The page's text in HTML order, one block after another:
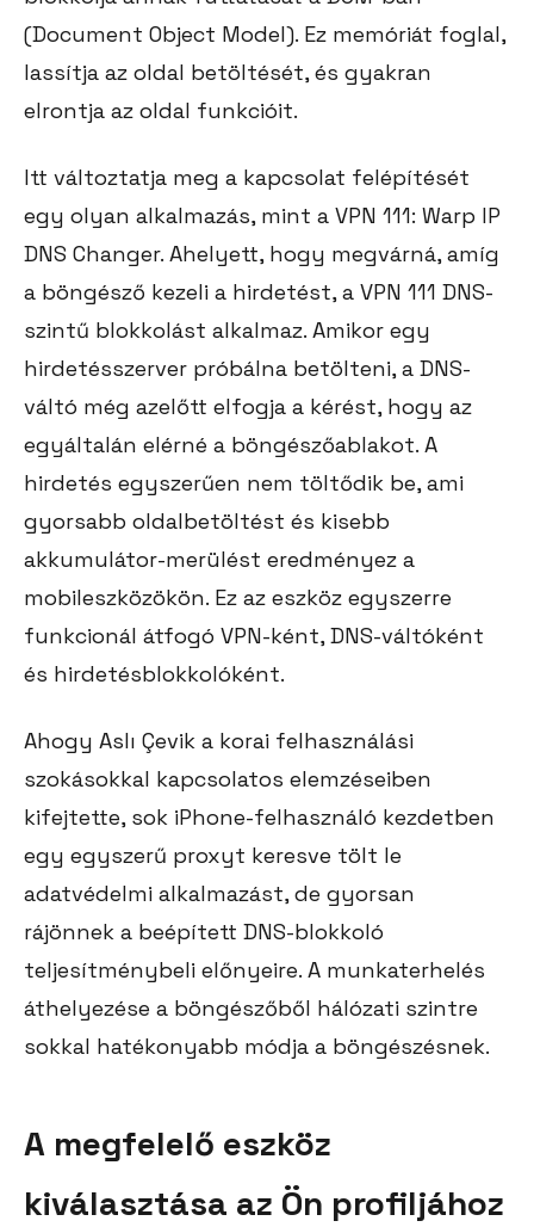
(Document Object Model). Ez memóriát foglal,
lassítja az oldal betöltését, és gyakran
elrontja az oldal funkcióit.
Itt változtatja meg a kapcsolat felépítését
egy olyan alkalmazás, mint a VPN 111: Warp IP
DNS Changer. Ahelyett, hogy megvárná, amíg
a böngésző kezeli a hirdetést, a VPN 111 DNS-
szintű blokkolást alkalmaz. Amikor egy
hirdetésszerver próbálna betölteni, a DNS-
váltó még azelőtt elfogja a kérést, hogy az
egyáltalán elérné a böngészőablakot. A
hirdetés egyszerűen nem töltődik be, ami
gyorsabb oldalbetöltést és kisebb
akkumulátor-merülést eredményez a
mobileszközökön. Ez az eszköz egyszerre
funkcionál átfogó VPN-ként, DNS-váltóként
és hirdetésblokkolóként.
Ahogy Aslı Çevik a korai felhasználási
szokásokkal kapcsolatos elemzéseiben
kifejtette, sok iPhone-felhasználó kezdetben
egy egyszerű proxyt keresve tölt le
adatvédelmi alkalmazást, de gyorsan
rájönnek a beépített DNS-blokkoló
teljesítménybeli előnyeire. A munkaterhelés
áthelyezése a böngészőből hálózati szintre
sokkal hatékonyabb módja a böngészésnek.
A megfelelő eszköz
kiválasztása az Ön profiljához